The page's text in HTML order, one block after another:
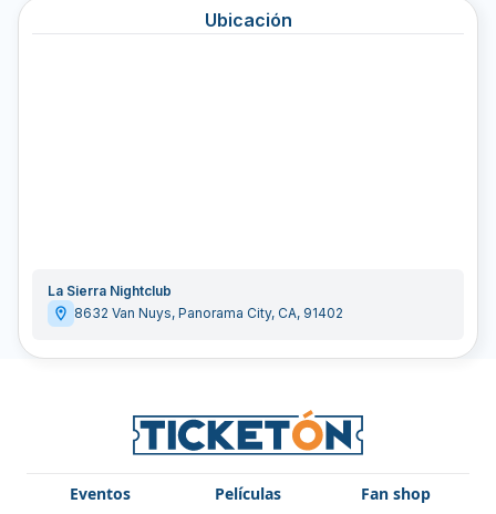
Ubicación
La Sierra Nightclub
8632 Van Nuys, Panorama City, CA, 91402
Eventos Películas Fan shop